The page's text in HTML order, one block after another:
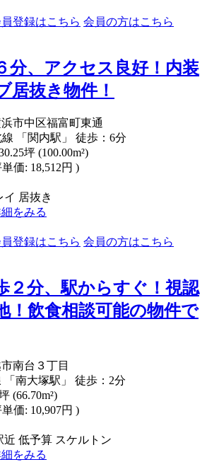
登録はこちら 会員の方はこちら
分、アクセス良好！内装
居抜き物件！
市中区福富町東通
「関内駅」 徒歩：6分
坪 (100.00m²)
価: 18,512円 )
イ 居抜き
をみる
登録はこちら 会員の方はこちら
２分、駅からすぐ！視認
！飲食相談可能の物件で
南台３丁目
「南大塚駅」 徒歩：2分
(66.70m²)
価: 10,907円 )
近 低予算 スケルトン
をみる